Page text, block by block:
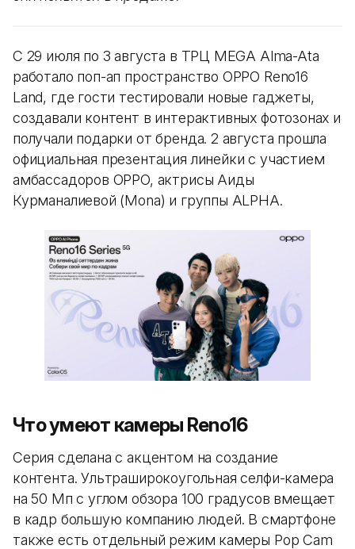
С 29 июля по 3 августа в ТРЦ MEGA Alma-Ata
работало поп-ап пространство OPPO Reno16
Land, где гости тестировали новые гаджеты,
создавали контент в интерактивных фотозонах и
получали подарки от бренда. 2 августа прошла
официальная презентация линейки с участием
амбассадоров OPPO, актрисы Аиды
Курманалиевой (Mona) и группы ALPHA.
Что умеют камеры Reno16
Серия сделана с акцентом на создание
контента. Ультраширокоугольная селфи-камера
на 50 Мп с углом обзора 100 градусов вмещает
в кадр большую компанию людей. В смартфоне
также есть отдельный режим камеры Pop Cam